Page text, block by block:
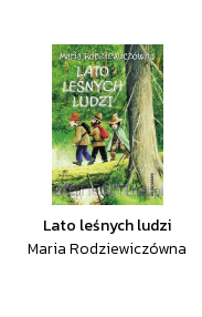
Lato leśnych ludzi
Maria Rodziewiczówna